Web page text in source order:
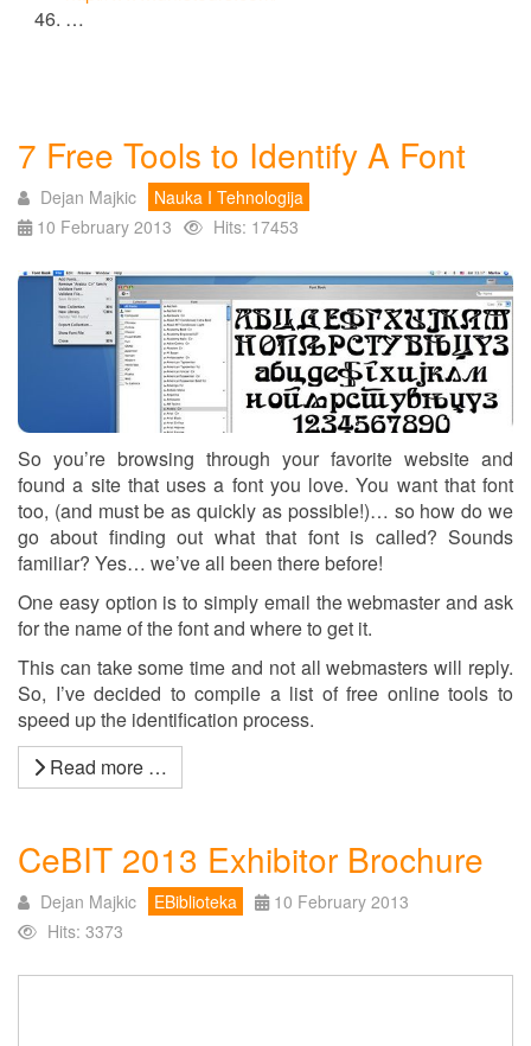
…
7 Free Tools to Identify A Font
Dejan Majkic
Nauka I Tehnologija
10 February 2013
Hits: 17453
So you’re browsing through your favorite website and
found a site that uses a font you love. You want that font
too, (and must be as quickly as possible!)… so how do we
go about finding out what that font is called? Sounds
familiar? Yes… we’ve all been there before!
One easy option is to simply email the webmaster and ask
for the name of the font and where to get it.
This can take some time and not all webmasters will reply.
So, I’ve decided to compile a list of free online tools to
speed up the identification process.
Read more …
CeBIT 2013 Exhibitor Brochure
Dejan Majkic EBiblioteka
10 February 2013
Hits: 3373